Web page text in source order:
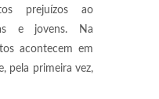
prejuízos ao
e jovens. Na
acontecem em
pela primeira vez,